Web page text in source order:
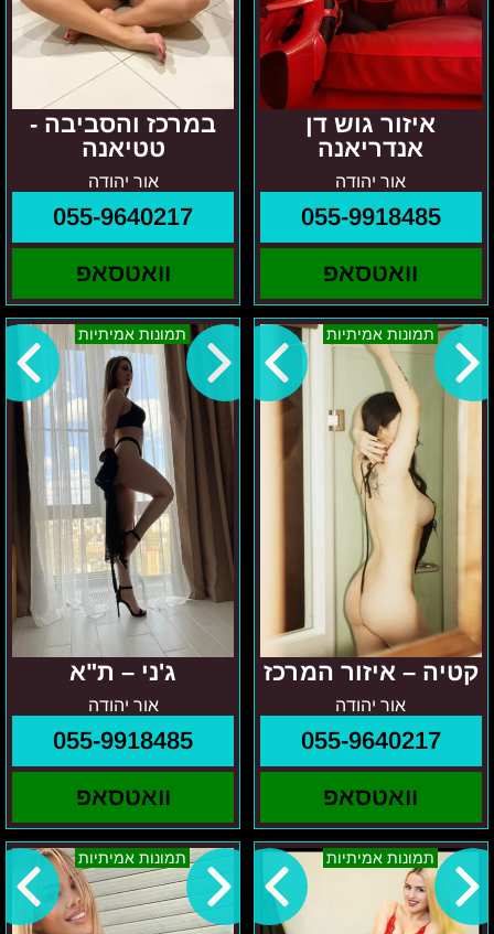
איזור גוש דן
אנדריאנה
אור יהודה
055-9918485
וואטסאפ
במרכז והסביבה -
טטיאנה
אור יהודה
055-9640217
וואטסאפ
תמונות אמיתיות
קטיה – איזור המרכז
אור יהודה
055-9640217
וואטסאפ
קטיה
–
תמונות אמיתיות
ג'ני – ת"א
אור יהודה
055-9918485
וואטסאפ
ג'ני
–
ת"א
תמונות אמיתיות
גוש
דן
תמונות אמיתיות
מריה
–
תא